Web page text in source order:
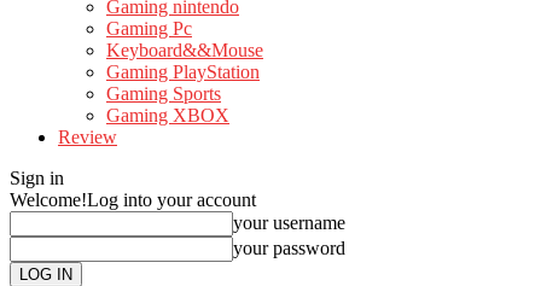
Gaming nintendo
Gaming Pc
Keyboard&&Mouse
Gaming PlayStation
Gaming Sports
Gaming XBOX
Review
Sign in
Welcome!Log into your account
your username
your password